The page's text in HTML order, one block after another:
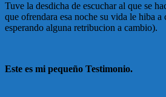
Tuve la desdicha de escuchar al que se
que ofrendara esa noche su vida le hiba
esperando alguna retribucion a cambio).
Este es mi pequeño Testimonio.